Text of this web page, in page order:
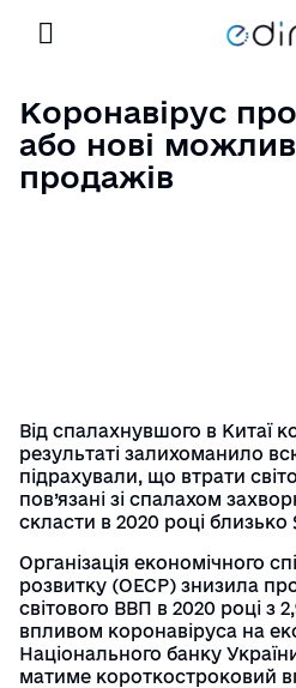
Ціни
Продуктово-
Маркетингове
Корисне
Кейси
Блог EDIN
E-Procurement
Кар’єра
Інструкції
Довідник торгівельних
Вхід/
Коронавірус
або нові
продажів
Від спалахнувшого в Китаї
результаті залихоманило
підрахували, що втрати
пов’язані зі спалахом
скласти в 2020 році близько
Організація економічного
розвитку (ОЕСР) знизила
світового ВВП в 2020 році з
впливом коронавіруса на
Національного банку
матиме короткостроковий